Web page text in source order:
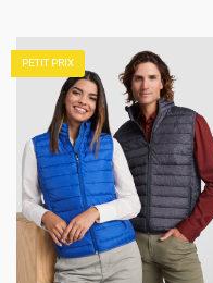
PETIT PRIX